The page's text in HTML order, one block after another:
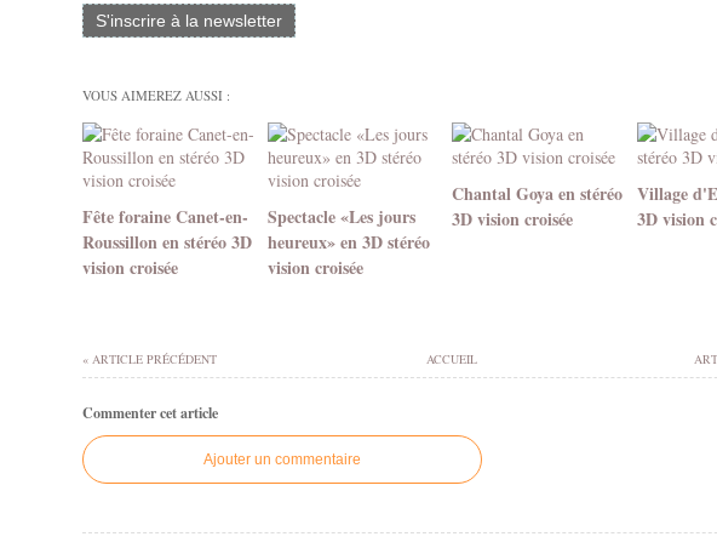
S'inscrire à la newsletter
VOUS AIMEREZ AUSSI :
Fête foraine Canet-en-
Roussillon en stéréo 3D
vision croisée
Spectacle «Les jours
heureux» en 3D stéréo
vision croisée
Chantal Goya en stéréo
3D vision croisée
Village
3D vision
ACCUEIL
« ARTICLE PRÉCÉDENT
Commenter cet article
Ajouter un commentaire